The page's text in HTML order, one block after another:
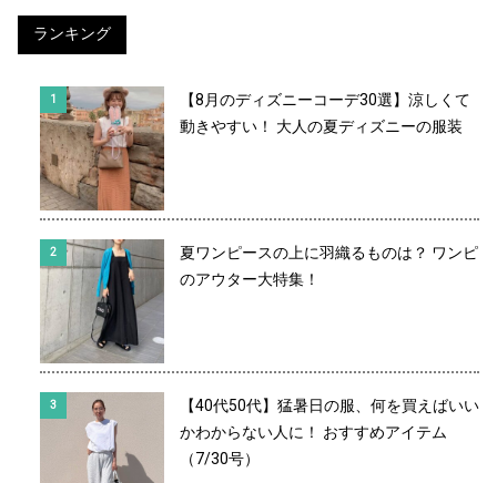
ランキング
【8月のディズニーコーデ30選】涼しくて
動きやすい！ 大人の夏ディズニーの服装
夏ワンピースの上に羽織るものは？ ワンピ
のアウター大特集！
【40代50代】猛暑日の服、何を買えばいい
かわからない人に！ おすすめアイテム
（7/30号）